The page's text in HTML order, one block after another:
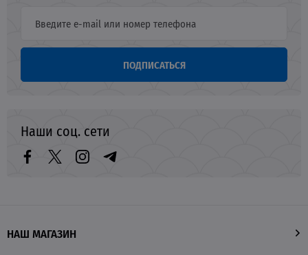
ПОДПИСАТЬСЯ
Наши соц. сети
НАШ МАГАЗИН